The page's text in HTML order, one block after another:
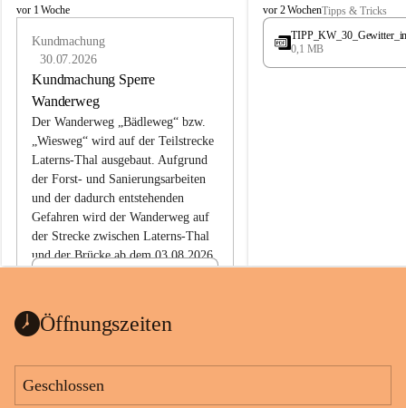
L
vor 1 Woche
Kundmachung
30.07.2026
Kundmachung Sperre
Wanderweg
Der Wanderweg „Bädleweg“ bzw.
„Wiesweg“ wird auf der Teilstrecke
Laterns-Thal ausgebaut. Aufgrund
der Forst- und Sanierungsarbeiten
und der dadurch entstehenden
Gefahren wird der Wanderweg auf
der Strecke zwischen Laterns-Thal
und der Brücke ab dem 03.08.2026
ht
1 Seite•0,1 MB
L
a
e
vor 2 WochenTipps & Tricks
0,1 MB
Öffnungszeiten
Geschlossen